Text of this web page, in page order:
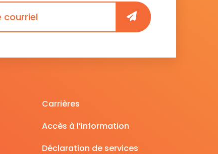
Carrières
Accès à l’information
Déclaration de services